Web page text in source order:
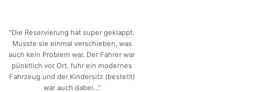
“Die Reservierung hat super geklappt.
Musste sie einmal verschieben, was
auch kein Problem war. Der Fahrer war
pünktlich vor Ort, fuhr ein modernes
Fahrzeug und der Kindersitz (bestellt)
war auch dabei…”